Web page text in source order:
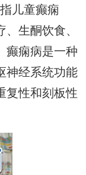
儿童癫痫
生酮饮食、
癫痫病是一种
神经系统功能
复性和刻板性